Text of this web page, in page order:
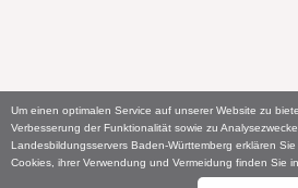
Um einen optimalen Service auf unserer Website zu
Verbesserung der Funktionalität sowie zu
Landesbildungsservers Baden-Württemberg erklären
Cookies, ihrer Verwendung und Vermeidung finden Sie